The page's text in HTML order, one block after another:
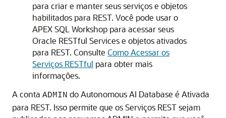
para criar e manter seus serviços e objetos
habilitados para REST. Você pode usar o
APEX SQL Workshop para acessar seus
Oracle RESTful Services e objetos ativados
para REST. Consulte Como Acessar os
Serviços RESTful para obter mais
informações.
A conta ADMIN do Autonomous AI Database é Ativada
para REST. Isso permite que os Serviços REST sejam